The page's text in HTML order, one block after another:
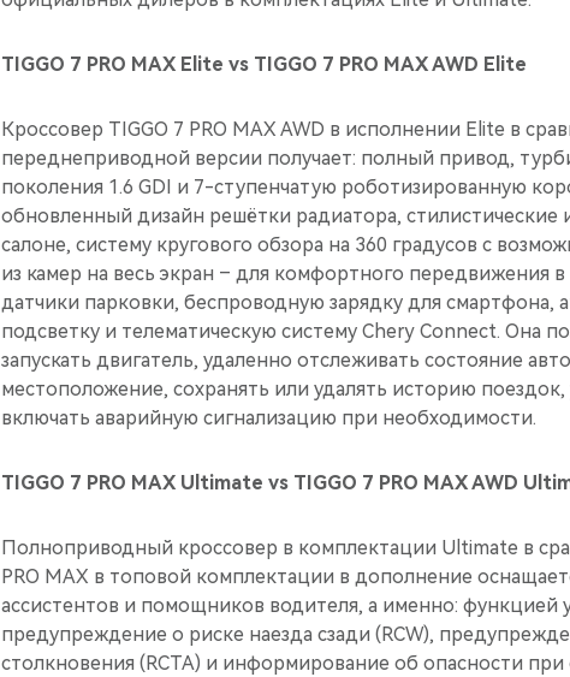
TIGGO 7 PRO MAX Elite vs TIGGO 7 PRO MAX AWD Elite
Кроссовер TIGGO 7 PRO MAX AWD в исполнении Elite в
переднеприводной версии получает: полный привод,
поколения 1.6 GDI и 7-ступенчатую роботизированную
обновленный дизайн решётки радиатора,
салоне, систему кругового обзора на 360 градусов с
из камер на весь экран – для комфортного передвижения
датчики парковки, беспроводную зарядку для
подсветку и телематическую систему Chery Connect. Она
запускать двигатель, удаленно отслеживать состояние
местоположение, сохранять или удалять историю
включать аварийную сигнализацию при необходимости.
TIGGO 7 PRO MAX Ultimate vs TIGGO 7 PRO MAX AWD
Полноприводный кроссовер в комплектации Ultimate в
PRO MAX в топовой комплектации в дополнение
ассистентов и помощников водителя, а именно: функцией
предупреждение о риске наезда сзади (RCW),
столкновения (RCTA) и информирование об опасности